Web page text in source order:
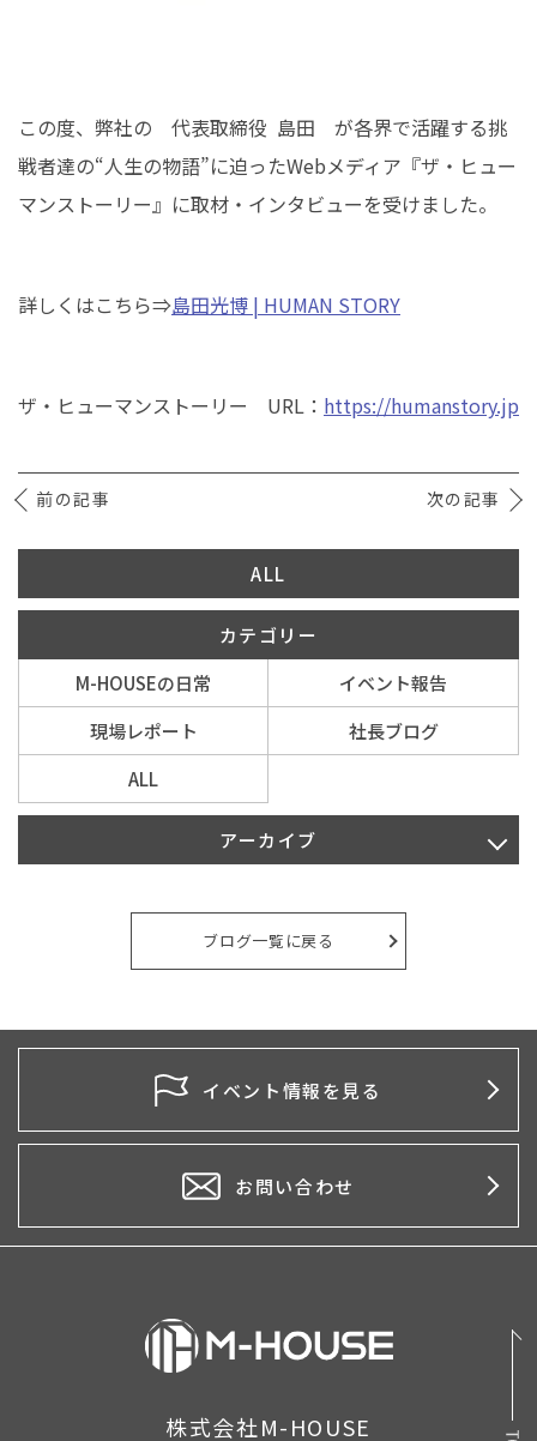
この度、弊社の 代表取締役 島田 が各界で活躍する挑
戦者達の“人生の物語”に迫ったWebメディア『ザ・ヒュー
マンストーリー』に取材・インタビューを受けました。
詳しくはこちら⇒島田光博 | HUMAN STORY
ザ・ヒューマンストーリー URL： https://humanstory.jp
前の記事 次の記事
ALL
カテゴリー
M-HOUSEの日常
イベント報告
現場レポート
社長ブログ
ALL
アーカイブ
2026年4月
2026年1月
2025年10月
2025年5月
2025年4月
2025年1月
2024年11月
2024年5月
ブログ一覧に戻る
イベント情報を見る
お問い合わせ
株式会社M-HOUSE